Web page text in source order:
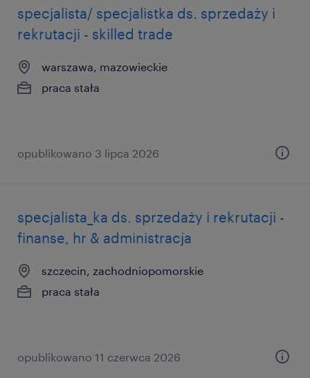
specjalista/ specjalistka ds. sprzedaży i
rekrutacji - skilled trade
warszawa, mazowieckie
praca stała
opublikowano 3 lipca 2026
specjalista_ka ds. sprzedaży i rekrutacji -
finanse, hr & administracja
szczecin, zachodniopomorskie
praca stała
opublikowano 11 czerwca 2026